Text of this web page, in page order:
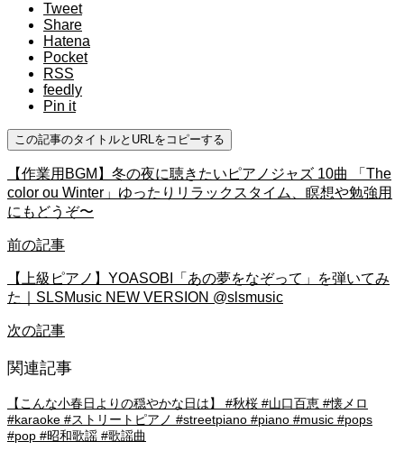
Tweet
Share
Hatena
Pocket
RSS
feedly
Pin it
この記事のタイトルとURLをコピーする
【作業用BGM】冬の夜に聴きたいピアノジャズ 10曲 「The
color ou Winter」ゆったりリラックスタイム、瞑想や勉強用
にもどうぞ〜
前の記事
【上級ピアノ】YOASOBI「あの夢をなぞって」を弾いてみ
た｜SLSMusic NEW VERSION @slsmusic
次の記事
関連記事
【こんな小春日よりの穏やかな日は】 #秋桜 #山口百恵 #懐メロ
#karaoke #ストリートピアノ #streetpiano #piano #music #pops
#pop #昭和歌謡 #歌謡曲